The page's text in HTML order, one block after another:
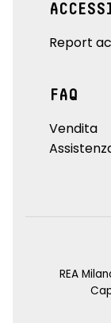
Report
FAQ
Vendita
REA